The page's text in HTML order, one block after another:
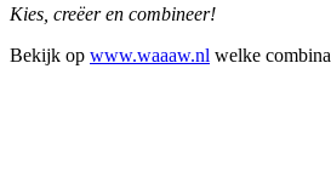
Kies, creëer en combineer!
Bekijk op www.waaaw.nl welke